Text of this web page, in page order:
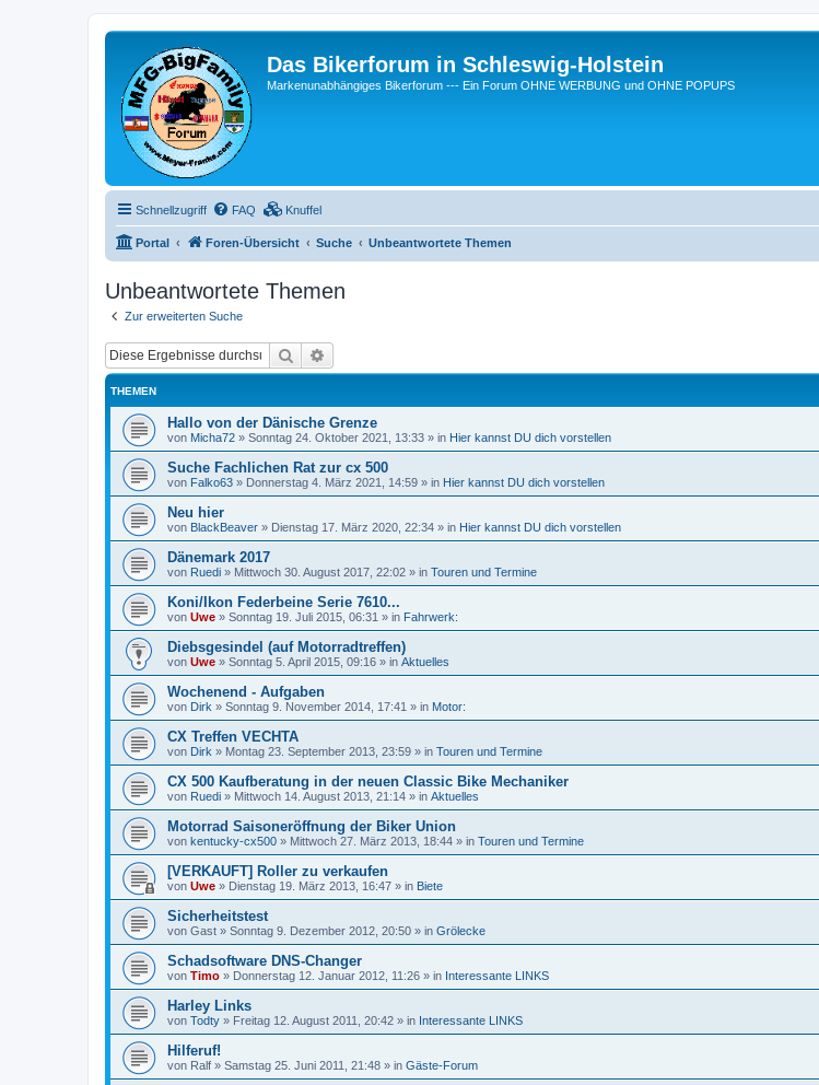
Das Bikerforum in Schleswig-Holstein
Markenunabhängiges Bikerforum --- Ein Forum OHNE WERBUNG und OHNE POPUPS
Schnellzugriff FAQ Knuffel
Portal Foren-Übersicht Suche Unbeantwortete Themen
Unbeantwortete Themen
Zur erweiterten Suche
Suche
THEMEN
Hallo von der Dänische Grenze
von Micha72 » Sonntag 24. Oktober 2021, 13:33 » in Hier kannst DU dich vorstellen
Suche Fachlichen Rat zur cx 500
von Falko63 » Donnerstag 4. März 2021, 14:59 » in Hier kannst DU dich vorstellen
Neu hier
von BlackBeaver » Dienstag 17. März 2020, 22:34 » in Hier kannst DU dich vorstellen
Dänemark 2017
von Ruedi » Mittwoch 30. August 2017, 22:02 » in Touren und Termine
Koni/Ikon Federbeine Serie 7610...
von Uwe » Sonntag 19. Juli 2015, 06:31 » in Fahrwerk:
Diebsgesindel (auf Motorradtreffen)
von Uwe » Sonntag 5. April 2015, 09:16 » in Aktuelles
Wochenend - Aufgaben
von Dirk » Sonntag 9. November 2014, 17:41 » in Motor:
CX Treffen VECHTA
von Dirk » Montag 23. September 2013, 23:59 » in Touren und Termine
CX 500 Kaufberatung in der neuen Classic Bike Mechaniker
von Ruedi » Mittwoch 14. August 2013, 21:14 » in Aktuelles
Motorrad Saisoneröffnung der Biker Union
von kentucky-cx500 » Mittwoch 27. März 2013, 18:44 » in Touren und Termine
[VERKAUFT] Roller zu verkaufen
von Uwe » Dienstag 19. März 2013, 16:47 » in Biete
Sicherheitstest
von Gast » Sonntag 9. Dezember 2012, 20:50 » in Grölecke
Schadsoftware DNS-Changer
von Timo » Donnerstag 12. Januar 2012, 11:26 » in Interessante LINKS
Harley Links
von Todty » Freitag 12. August 2011, 20:42 » in Interessante LINKS
Hilferuf!
von Ralf » Samstag 25. Juni 2011, 21:48 » in Gäste-Forum